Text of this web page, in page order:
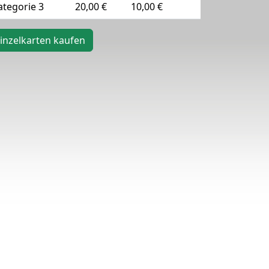
3 20,00 € 10,00 €
kaufen